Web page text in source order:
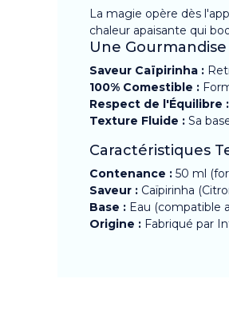
La magie opère dès
chaleur apaisante qui
Une
Saveur Caïpirinha :
100% Comestible :
Respect de l'Équilibre :
Texture Fluide : Sa
Caractéristiques
Contenance : 50 ml
Saveur : Caïpirinha
Base : Eau (compatible
Origine : Fabriqué par